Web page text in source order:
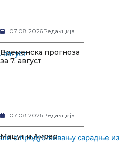
07.08.2026Редакција
Временска прогноза
за 7. август
07.08.2026Редакција
Мацут и Амрар